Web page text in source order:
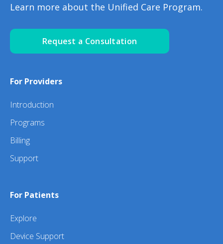
Learn more about the Unified Care Program.
Request a Consultation
For Providers
Introduction
Programs
Billing
Support
For Patients
Explore
Device Support